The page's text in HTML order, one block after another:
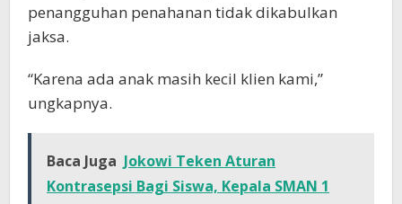
penangguhan penahanan tidak dikabulkan
jaksa.
“Karena ada anak masih kecil klien kami,”
ungkapnya.
Baca Juga Jokowi Teken Aturan
Kontrasepsi Bagi Siswa, Kepala SMAN 1